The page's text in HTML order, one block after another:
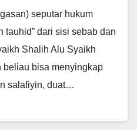
seputar hukum
tauhid” dari sisi sebab dan
Shalih Alu Syaikh
beliau bisa menyingkap
salafiyin, duat…